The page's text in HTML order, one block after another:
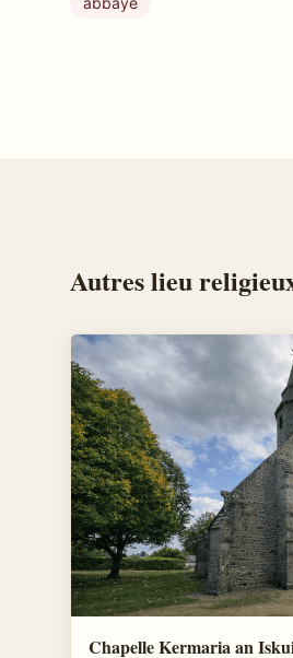
Autreslieu
Chapelle Kermaria an